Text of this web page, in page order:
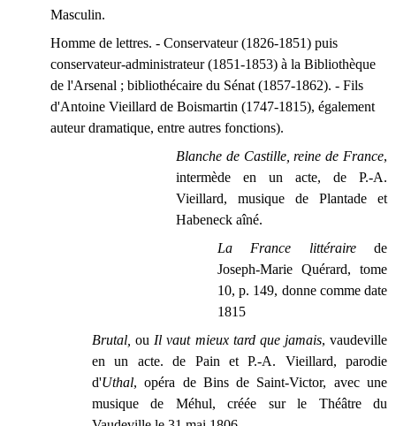
Masculin.
Homme de lettres. - Conservateur (1826-1851) puis
conservateur-administrateur (1851-1853) à la Bibliothèque
de l'Arsenal ; bibliothécaire du Sénat (1857-1862). - Fils
d'Antoine Vieillard de Boismartin (1747-1815), également
auteur dramatique, entre autres fonctions).
Blanche de Castille, reine de France,
intermède en un acte, de P.-A.
Vieillard, musique de Plantade et
Habeneck aîné.
La France littérairede
Joseph-Marie Quérard, tome
10, p. 149, donne comme date
1815
Brutal,ou Il vaut mieux tard que jamais, vaudeville
en un acte. de Pain et P.-A. Vieillard, parodie
d'Uthal, opéra de Bins de Saint-Victor, avec une
musique de Méhul, créée sur le Théâtre du